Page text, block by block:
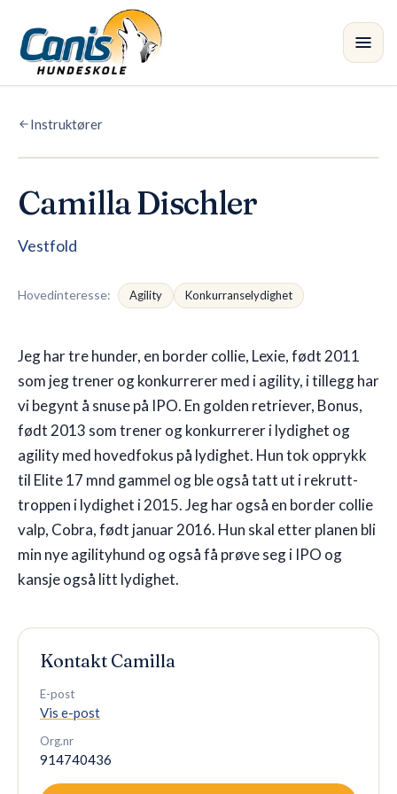
Skip to main content
Kurs
Instruktører
🇳🇴NO
Instruktører
Camilla Dischler
Vestfold
Hovedinteresse: Agility Konkurranselydighet
Jeg har tre hunder, en border collie, Lexie, født 2011
som jeg trener og konkurrerer med i agility, i tillegg har
vi begynt å snuse på IPO. En golden retriever, Bonus,
født 2013 som trener og konkurrerer i lydighet og
agility med hovedfokus på lydighet. Hun tok opprykk
til Elite 17 mnd gammel og ble også tatt ut i rekrutt-
troppen i lydighet i 2015. Jeg har også en border collie
valp, Cobra, født januar 2016. Hun skal etter planen bli
min nye agilityhund og også få prøve seg i IPO og
kansje også litt lydighet.
Kontakt Camilla
E-post
Vis e-post
Org.nr
914740436